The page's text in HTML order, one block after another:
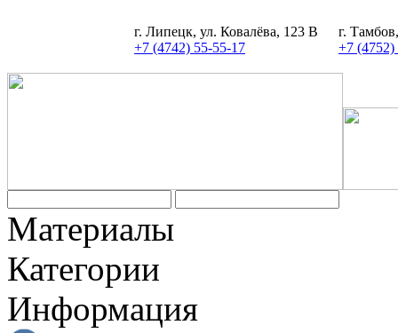
г. Липецк, ул. Ковалёва, 123 В
+7 (4742) 55-55-17
г.
+7 (4752)
Материалы
Категории
Информация
Задать вопрос